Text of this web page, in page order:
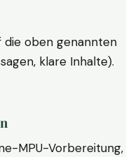
die oben genannten
klare Inhalte).
MPU-Vorbereitung,